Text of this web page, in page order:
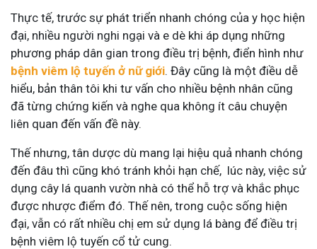
Thực tế, trước sự phát triển nhanh chóng của y học hiện
đại, nhiều người nghi ngại và e dè khi áp dụng những
phương pháp dân gian trong điều trị bệnh, điển hình như
bệnh viêm lộ tuyến ở nữ giới. Đây cũng là một điều dễ
hiểu, bản thân tôi khi tư vấn cho nhiều bệnh nhân cũng
đã từng chứng kiến và nghe qua không ít câu chuyện
liên quan đến vấn đề này.
Thế nhưng, tân dược dù mang lại hiệu quả nhanh chóng
đến đâu thì cũng khó tránh khỏi hạn chế, lúc này, việc sử
dụng cây lá quanh vườn nhà có thể hỗ trợ và khắc phục
được nhược điểm đó. Thế nên, trong cuộc sống hiện
đại, vẫn có rất nhiều chị em sử dụng lá bàng để điều trị
bệnh viêm lộ tuyến cổ tử cung.